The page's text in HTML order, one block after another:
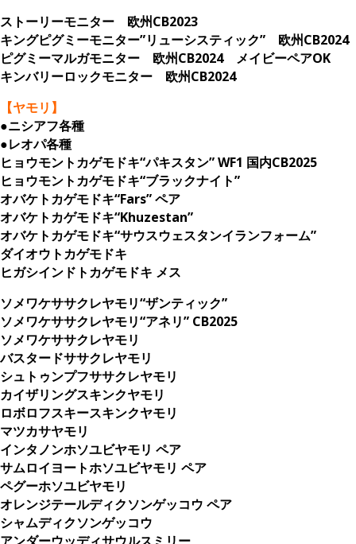
ストーリーモニター 欧州CB2023
キングピグミーモニター”リューシスティック” 欧州CB2024
ピグミーマルガモニター 欧州CB2024 メイビーペアOK
キンバリーロックモニター 欧州CB2024
【ヤモリ】
●ニシアフ各種
●レオパ各種
ヒョウモントカゲモドキ“パキスタン” WF1 国内CB2025
ヒョウモントカゲモドキ“ブラックナイト”
オバケトカゲモドキ“Fars” ペア
オバケトカゲモドキ“Khuzestan”
オバケトカゲモドキ“サウスウェスタンイランフォーム”
ダイオウトカゲモドキ
ヒガシインドトカゲモドキ メス
ソメワケササクレヤモリ“ザンティック”
ソメワケササクレヤモリ“アネリ” CB2025
ソメワケササクレヤモリ
バスタードササクレヤモリ
シュトゥンプフササクレヤモリ
カイザリングスキンクヤモリ
ロボロフスキースキンクヤモリ
マツカサヤモリ
インタノンホソユビヤモリ ペア
サムロイヨートホソユビヤモリ ペア
ペグーホソユビヤモリ
オレンジテールディクソンゲッコウ ペア
シャムディクソンゲッコウ